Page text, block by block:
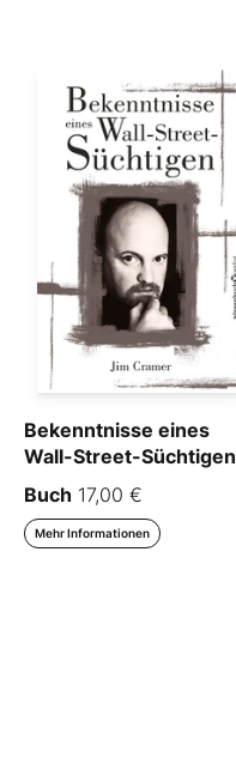
Bekenntnisse eines
Wall-Street-Süchtigen
Buch 17,00 €
Mehr Informationen